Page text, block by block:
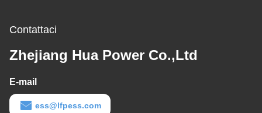
Contattaci
Zhejiang Hua Power Co.,Ltd
E-mail
ess@lfpess.com